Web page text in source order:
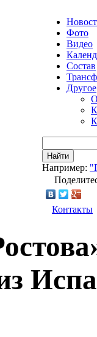
Фото
Видео
Состав
Другое
Найти
Например:
Контакты